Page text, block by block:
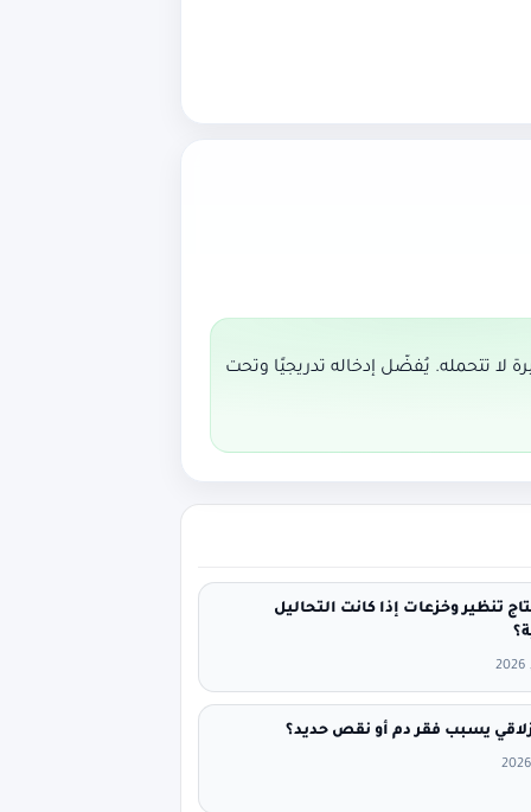
تتحمله. يُفضّل إدخاله تدريجيًا وتحت
تنظير وخزعات إذا كانت التحاليل
يسبب فقر دم أو نقص حديد؟